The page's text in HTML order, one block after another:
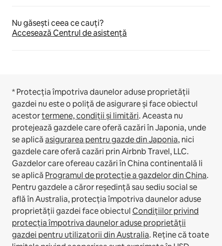
Nu găsești ceea ce cauți?
Accesează Centrul de asistență
* Protecția împotriva daunelor aduse proprietății
gazdei nu este o poliță de asigurare și face obiectul
acestortermene, condiții și limitări.Aceasta nu
protejează gazdele care oferă cazări în Japonia, unde
se aplicăasigurarea pentru gazde din Japonia, nici
gazdele care oferă cazări prin Airbnb Travel, LLC.
Gazdelor care ofereau cazări în China continentală li
se aplică Programul de protecție a gazdelor din China.
Pentru gazdele a căror reședință sau sediu social se
află în Australia, protecția împotriva daunelor aduse
proprietății gazdei face obiectulCondițiilor privind
protecția împotriva daunelor aduse proprietății
gazdei pentru utilizatorii din Australia. Reține că toate